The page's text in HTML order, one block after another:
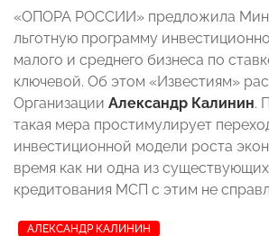
«ОПОРА РОССИИ» предложила
льготную программу
малого и среднего бизнеса по
ключевой. Об этом «Известиям»
Организации Александр Калинин.
такая мера простимулирует
инвестиционной модели роста
время как ни одна из
кредитования МСП с этим не
АЛЕКСАНДР КАЛИНИН